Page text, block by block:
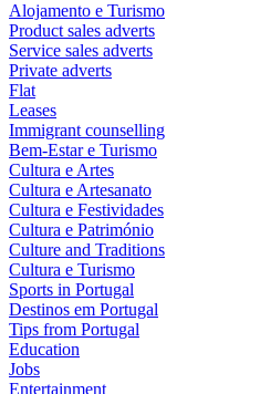
Alojamento e Turismo
Product sales adverts
Service sales adverts
Private adverts
Flat
Leases
Immigrant counselling
Bem-Estar e Turismo
Cultura e Artes
Cultura e Artesanato
Cultura e Festividades
Cultura e Património
Culture and Traditions
Cultura e Turismo
Sports in Portugal
Destinos em Portugal
Tips from Portugal
Education
Jobs
Entertainment